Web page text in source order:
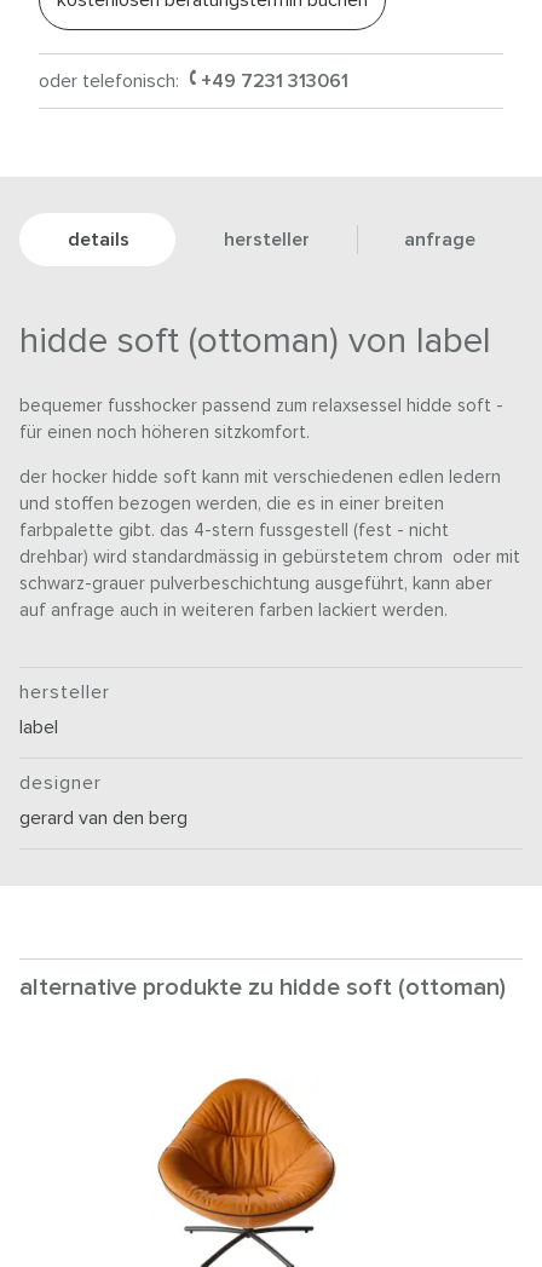
oder telefonisch: +49 7231 313061
details hersteller anfrage
hidde soft (ottoman) von label
bequemer fusshocker passend zum relaxsessel hidde soft -
für einen noch höheren sitzkomfort.
der hocker hidde soft kann mit verschiedenen edlen ledern
und stoffen bezogen werden, die es in einer breiten
farbpalette gibt. das 4-stern fussgestell (fest - nicht
drehbar) wird standardmässig in gebürstetem chrom oder mit
schwarz-grauer pulverbeschichtung ausgeführt, kann aber
auf anfrage auch in weiteren farben lackiert werden.
hersteller
label
designer
gerard van den berg
alternative produkte zu hidde soft (ottoman)